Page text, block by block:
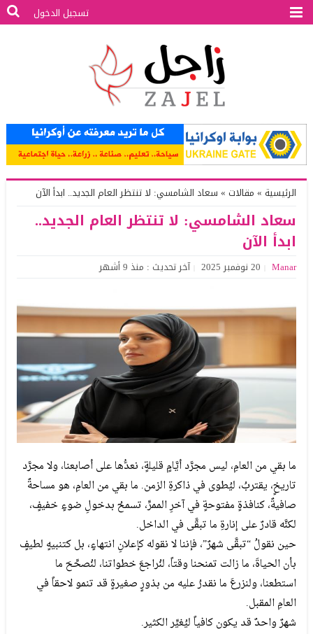
تسجيل الدخول
الرئيسية » مقالات »سعاد الشامسي: لا تنتظر العام الجديد.. ابدأ الآن
سعاد الشامسي: لا تنتظر العام الجديد..
ابدأ الآن
Manar 20 نوفمبر 2025 آخر تحديث : منذ 9 أشهر
ما بقي من العامِ، ليس مجرَّد أيَّامٍ قليلةٍ، نعدُّها على أصابعنا، ولا مجرَّد
تاريخٍ، يقتربُ، ليُطوى في ذاكرةِ الزمن. ما بقي من العامِ، هو مساحةٌ
صافيةٌ، كنافذةٍ مفتوحةٍ في آخرِ الممرِّ، تسمحُ بدخولِ ضوءٍ خفيفٍ،
لكنَّه قادرٌ على إنارةِ ما تبقَّى في الداخل.
حين نقولُ “تبقَّى شهرٌ”، فإننا لا نقوله كإعلانِ انتهاءٍ، بل كتنبيهٍ لطيفٍ
بأن الحياةَ، ما زالت تمنحنا وقتاً، لنُراجعَ خطواتنا، لنُصحِّحَ ما
استطعنا، ولنزرعَ ما نقدرُ عليه من بذورٍ صغيرةٍ قد تنمو لاحقاً في
العامِ المقبل.
شهرٌ واحدٌ قد يكون كافياً ليُغيِّر الكثير.